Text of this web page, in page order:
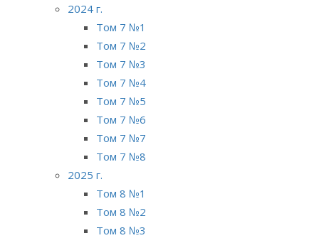
2024 г.
Том 7 №1
Том 7 №2
Том 7 №3
Том 7 №4
Том 7 №5
Том 7 №6
Том 7 №7
Том 7 №8
2025 г.
Том 8 №1
Том 8 №2
Том 8 №3